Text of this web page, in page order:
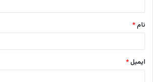
*
نام *
ایمیل *